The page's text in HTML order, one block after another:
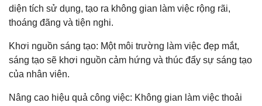
diện tích sử dụng, tạo ra không gian làm việc rộng rãi,
thoáng đãng và tiện nghi.
Khơi nguồn sáng tạo: Một môi trường làm việc đẹp mắt,
sáng tạo sẽ khơi nguồn cảm hứng và thúc đẩy sự sáng tạo
của nhân viên.
Nâng cao hiệu quả công việc: Không gian làm việc thoải